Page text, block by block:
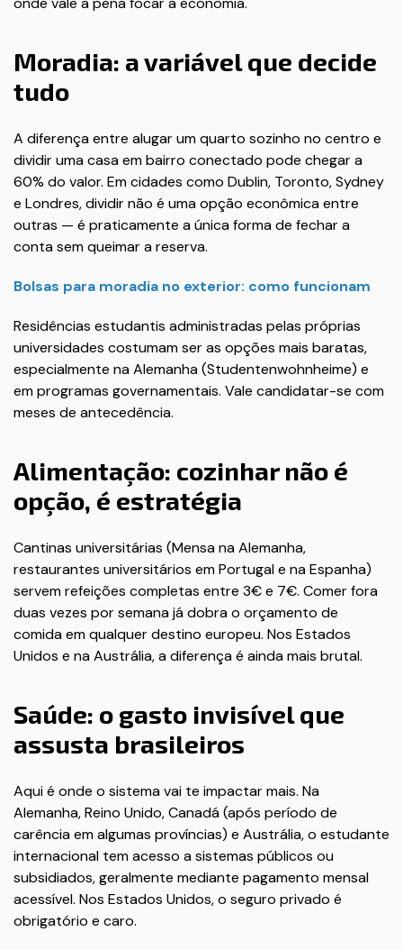
Moradia: a variável que decide
tudo
A diferença entre alugar um quarto sozinho no centro e
dividir uma casa em bairro conectado pode chegar a
60% do valor. Em cidades como Dublin, Toronto, Sydney
e Londres, dividir não é uma opção econômica entre
outras — é praticamente a única forma de fechar a
conta sem queimar a reserva.
Bolsas para moradia no exterior: como funcionam
Residências estudantis administradas pelas próprias
universidades costumam ser as opções mais baratas,
especialmente na Alemanha (Studentenwohnheime) e
em programas governamentais. Vale candidatar-se com
meses de antecedência.
Alimentação: cozinhar não é
opção, é estratégia
Cantinas universitárias (Mensa na Alemanha,
restaurantes universitários em Portugal e na Espanha)
servem refeições completas entre 3€ e 7€. Comer fora
duas vezes por semana já dobra o orçamento de
comida em qualquer destino europeu. Nos Estados
Unidos e na Austrália, a diferença é ainda mais brutal.
Saúde: o gasto invisível que
assusta brasileiros
Aqui é onde o sistema vai te impactar mais. Na
Alemanha, Reino Unido, Canadá (após período de
carência em algumas províncias) e Austrália, o estudante
internacional tem acesso a sistemas públicos ou
subsidiados, geralmente mediante pagamento mensal
acessível. Nos Estados Unidos, o seguro privado é
obrigatório e caro.